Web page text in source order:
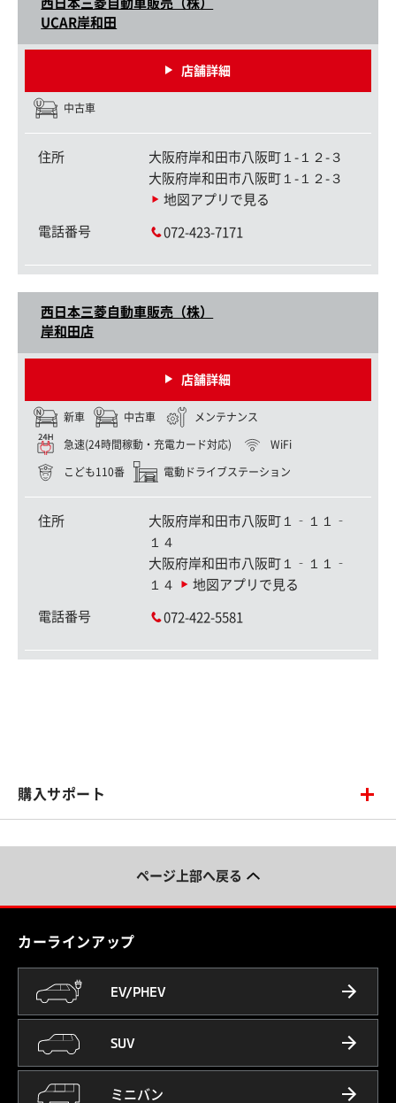
西日本三菱自動車販売（株）
UCAR岸和田
店舗詳細
中古車
住所
大阪府岸和田市八阪町１-１２-３
大阪府岸和田市八阪町１-１２-３
地図アプリで見る
電話番号 072-423-7171
西日本三菱自動車販売（株）
岸和田店
店舗詳細
新車 中古車 メンテナンス
急速(24時間稼動・充電カード対応) WiFi
こども110番 電動ドライブステーション
住所
大阪府岸和田市八阪町１‐１１‐
１４
大阪府岸和田市八阪町１‐１１‐
１４
地図アプリで見る
電話番号 072-422-5581
購入サポート
ページ上部へ戻る
カーラインアップ
EV/PHEV
SUV
ミニバン